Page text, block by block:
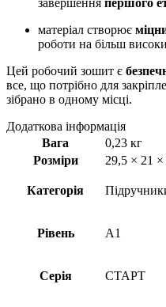
матеріал створює
роботи на більш
Цей робочий зошит є
все, що потрібно для
зібрано в одному місці.
Додаткова інформація
Вага
0,23 кг
Розміри
29,5 × 21
Категорія
Рівень A1
Серія СТАРТ